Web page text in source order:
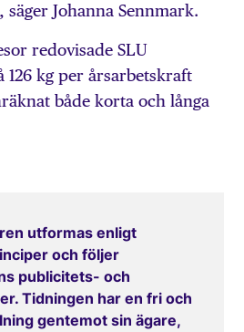
Johanna Sennmark.
redovisade SLU
kg per årsarbetskraft
både korta och långa
utformas enligt
och följer
publicitets- och
Tidningen har en fri och
gentemot sin ägare,